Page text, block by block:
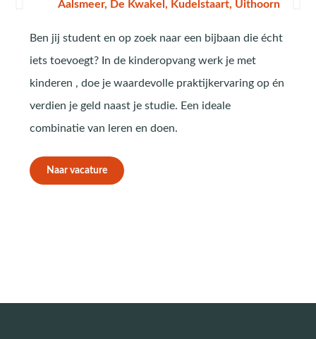
Aalsmeer, De Kwakel, Kudelstaart, Uithoorn
Ben jij student en op zoek naar een bijbaan die écht
iets toevoegt? In de kinderopvang werk je met
kinderen , doe je waardevolle praktijkervaring op én
verdien je geld naast je studie. Een ideale
combinatie van leren en doen.
Naar vacature